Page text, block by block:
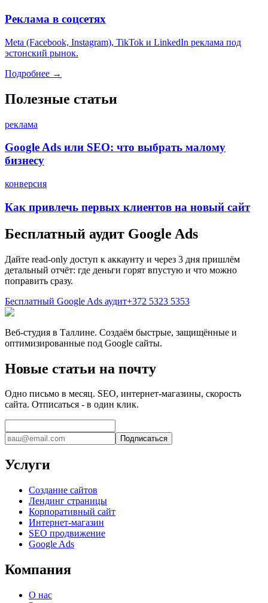
Реклама в соцсетях
Meta (Facebook, Instagram), TikTok и LinkedIn реклама под
эстонский рынок.
Подробнее →
Полезные статьи
реклама
Google Ads или SEO: что выбрать малому
бизнесу
конверсия
Как привлечь первых клиентов на новый сайт
Бесплатный аудит Google Ads
Дайте read-only доступ к аккаунту и через 3 дня пришлём
детальный отчёт: где деньги горят впустую и что можно
поправить сразу.
Бесплатный Google Ads аудит+372 5323 5353
Веб-студия в Таллине. Создаём быстрые, защищённые и
оптимизированные под Google сайты.
Новые статьи на почту
Одно письмо в месяц. SEO, интернет-магазины, скорость
сайта. Отписаться - в один клик.
Подписаться
Услуги
Создание сайтов
Лендинг страницы
Корпоративный сайт
Интернет-магазин
SEO продвижение
Google Ads
Компания
О нас